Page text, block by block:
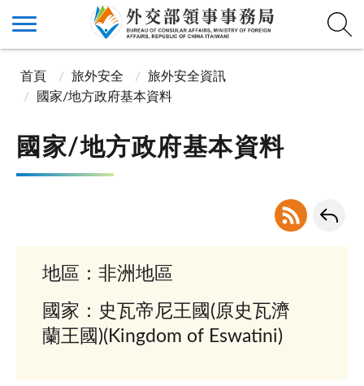
首頁 旅外安全
旅外安全資訊
國家/地方政府基本資料
國家/地方政府基本資料
地區：非洲地區
國家：史瓦帝尼王國(原史瓦濟
蘭王國)(Kingdom of Eswatini)